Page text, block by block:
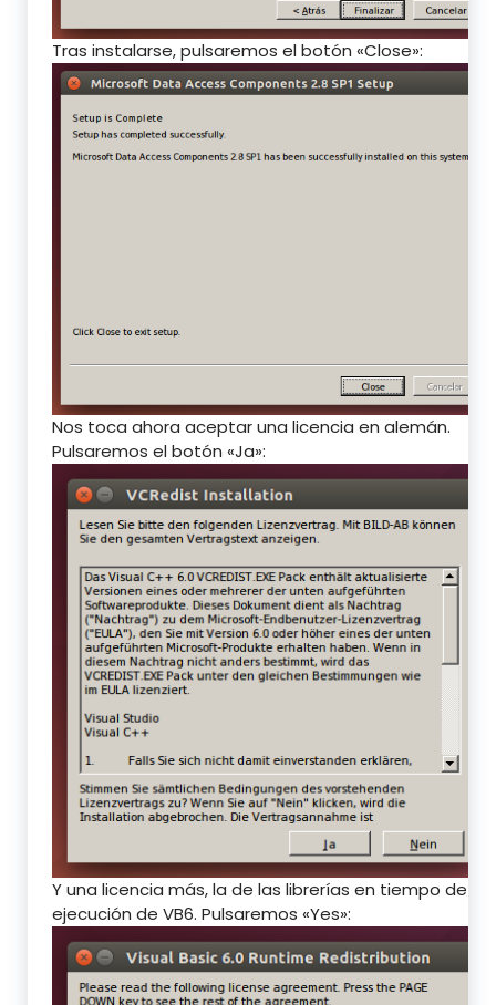
Tras instalarse, pulsaremos el botón «Close»:
Nos toca ahora aceptar una licencia en alemán.
Pulsaremos el botón «Ja»:
Y una licencia más, la de las librerías en tiempo de
ejecución de VB6. Pulsaremos «Yes»: